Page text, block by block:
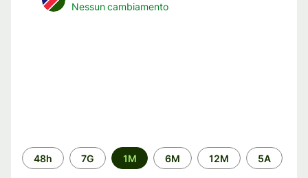
Nessun cambiamento
Periodo
di
48h 7G 1M 6M 12M 5A